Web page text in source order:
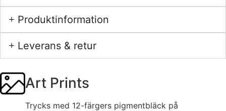
Produktinformation
Leverans & retur
Art Prints
Trycks med 12-färgers pigmentbläck på